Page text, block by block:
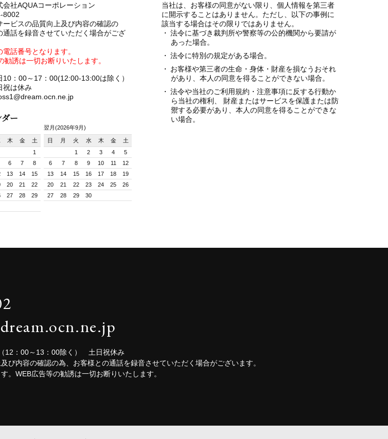
会社AQUAコーポレーション
8002
ビスの品質向上及び内容の確認の
通話を録音させていただく場合がござ
話番号となります。
誘は一切お断りいたします。
10：00～17：00(12:00-13:00は除く）
休み
ー
木 金
土
1
6 7
8
13 14
15
20 21
22
27 28
29
翌月(2026年9月)
日 月 火 水 木 金
土
1
2 3 4
5
6
7 8 9 10 11
12
13
14 15 16 17 18
19
20
21 22 23 24 25
26
27
28 29 30
当社は、お客様の同意がない限り、個人情報を第三者
に開示することはありません。ただし、以下の事例に
該当する場合はその限りではありません。
法令に基づき裁判所や警察等の公的機関から要請が
あった場合。
法令に特別の規定がある場合。
お客様や第三者の生命・身体・財産を損なうおそれ
があり、本人の同意を得ることができない場合。
法令や当社のご利用規約・注意事項に反する行動か
ら当社の権利、 財産またはサービスを保護または防
禦する必要があり、本人の同意を得ることができな
い場合。
12：00～13：00除く） 土日祝休み
び内容の確認の為、お客様との通話を録音させていただく場合がございます。
。WEB広告等の勧誘は一切お断りいたします。